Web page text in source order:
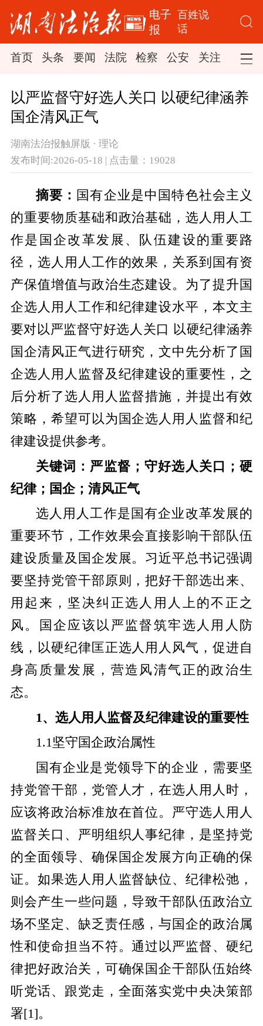
电子
报
百姓说
话
首页 头条 要闻 法院 检察 公安 关注 司法
以严监督守好选人关口 以硬纪律涵养
国企清风正气
湖南法治报触屏版 · 理论
发布时间:2026-05-18 | 点击量：19028
摘要： 国有企业是中国特色社会主义
的重要物质基础和政治基础，选人用人工
作是国企改革发展、队伍建设的重要路
径，选人用人工作的效果，关系到国有资
产保值增值与政治生态建设。为了提升国
企选人用人工作和纪律建设水平，本文主
要对以严监督守好选人关口 以硬纪律涵养
国企清风正气进行研究，文中先分析了国
企选人用人监督及纪律建设的重要性，之
后分析了选人用人监督措施，并提出有效
策略，希望可以为国企选人用人监督和纪
律建设提供参考。
关键词：严监督；守好选人关口；硬
纪律；国企；清风正气
选人用人工作是国有企业改革发展的
重要环节，工作效果会直接影响干部队伍
建设质量及国企发展。习近平总书记强调
要坚持党管干部原则，把好干部选出来、
用起来，坚决纠正选人用人上的不正之
风。国企应该以严监督筑牢选人用人防
线，以硬纪律匡正选人用人风气，促进自
身高质量发展，营造风清气正的政治生
态。
1、选人用人监督及纪律建设的重要性
1.1坚守国企政治属性
国有企业是党领导下的企业，需要坚
持党管干部，党管人才，在选人用人时，
应该将政治标准放在首位。严守选人用人
监督关口、严明组织人事纪律，是坚持党
的全面领导、确保国企发展方向正确的保
证。如果选人用人监督缺位、纪律松弛，
则会产生一些问题，导致干部队伍政治立
场不坚定、缺乏责任感，与国企的政治属
性和使命担当不符。通过以严监督、硬纪
律把好政治关，可确保国企干部队伍始终
听党话、跟党走，全面落实党中央决策部
署[1]。